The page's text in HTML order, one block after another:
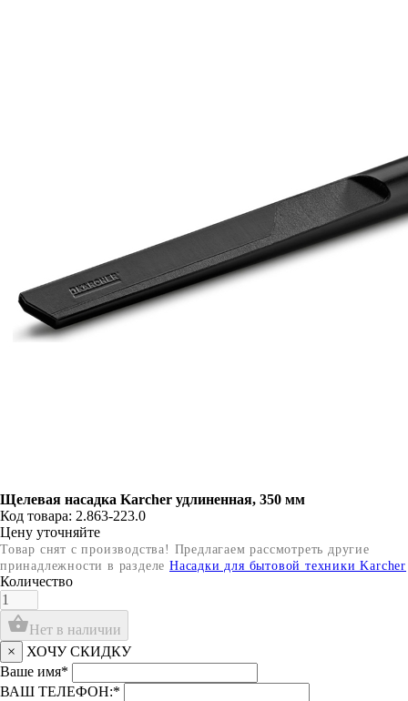
Щелевая насадка Karcher удлиненная, 350 мм
Код товара: 2.863-223.0
Цену уточняйте
Товар снят с производства! Предлагаем рассмотреть другие
принадлежности в разделеНасадки для бытовой техники Karcher
Количество
shopping_basketНет в наличии
×
ХОЧУ СКИДКУ
Ваше имя*
ВАШ ТЕЛЕФОН:*